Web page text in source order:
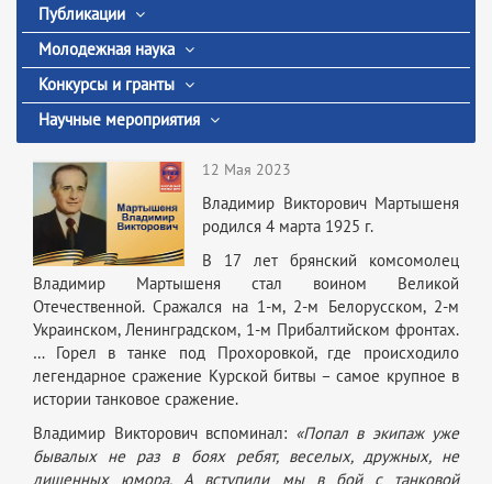
Публикации
Молодежная наука
Конкурсы и гранты
Научные мероприятия
12 Мая 2023
Владимир Викторович Мартышеня
родился 4 марта 1925 г.
В 17 лет брянский комсомолец
Владимир Мартышеня стал воином Великой
Отечественной. Сражался на 1-м, 2-м Белорусском, 2-м
Украинском, Ленинградском, 1-м Прибалтийском фронтах.
… Горел в танке под Прохоровкой, где происходило
легендарное сражение Курской битвы – самое крупное в
истории танковое сражение.
Владимир Викторович вспоминал: «Попал в экипаж уже
бывалых не раз в боях ребят, веселых, дружных, не
лишенных юмора. А вступили мы в бой с танковой